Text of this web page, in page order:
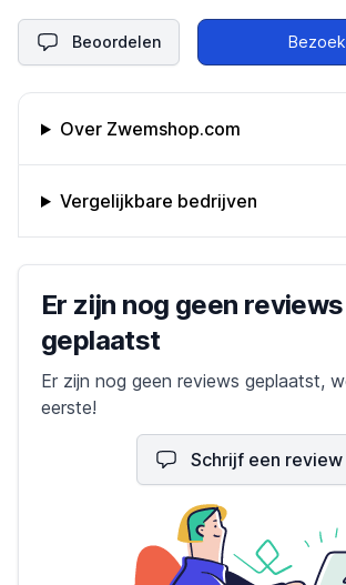
Beoordelen
Omschrijving bedrijf
Over Zwemshop.com
Vergelijkbare bedrijven
Bedrijfs reviews
Er zijn nog geen reviews
geplaatst
Er zijn nog geen reviews geplaatst,
eerste!
Schrijf een review